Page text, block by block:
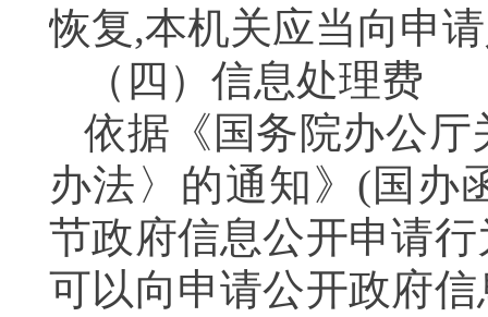
恢复,本机关应当向
（四）信息处理费
依据《国务院办公
办法〉的通知》(国办
节政府信息公开申请
可以向申请公开政府